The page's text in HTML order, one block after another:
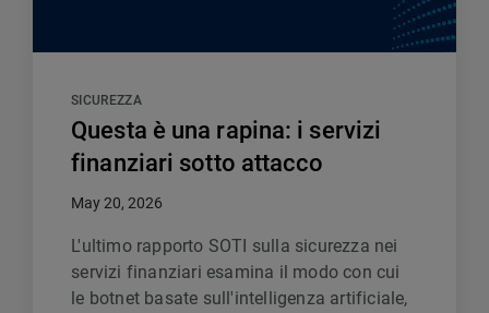
SICUREZZA
Questa è una rapina: i servizi
finanziari sotto attacco
May 20, 2026
L'ultimo rapporto SOTI sulla sicurezza nei
servizi finanziari esamina il modo con cui
le botnet basate sull'intelligenza artificiale,